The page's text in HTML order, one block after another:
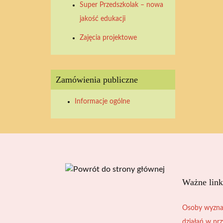
20262026 2026202620262026
Super Przedszkolak – nowa
jakość edukacji
Zajęcia projektowe
Zamówienia publiczne
Informacje ogólne
Ważne
Osoby